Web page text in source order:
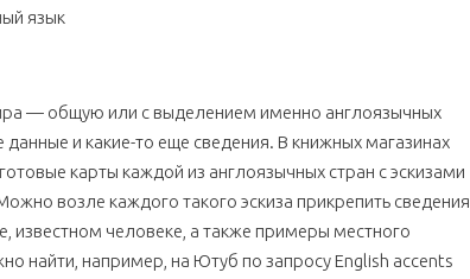
язык
— общую или с выделением именно англоязычных
данные и какие-то еще сведения. В книжных магазинах
карты каждой из англоязычных стран с эскизами
возле каждого такого эскиза прикрепить сведения
известном человеке, а также примеры местного
найти, например, на Ютуб по запросу English accents